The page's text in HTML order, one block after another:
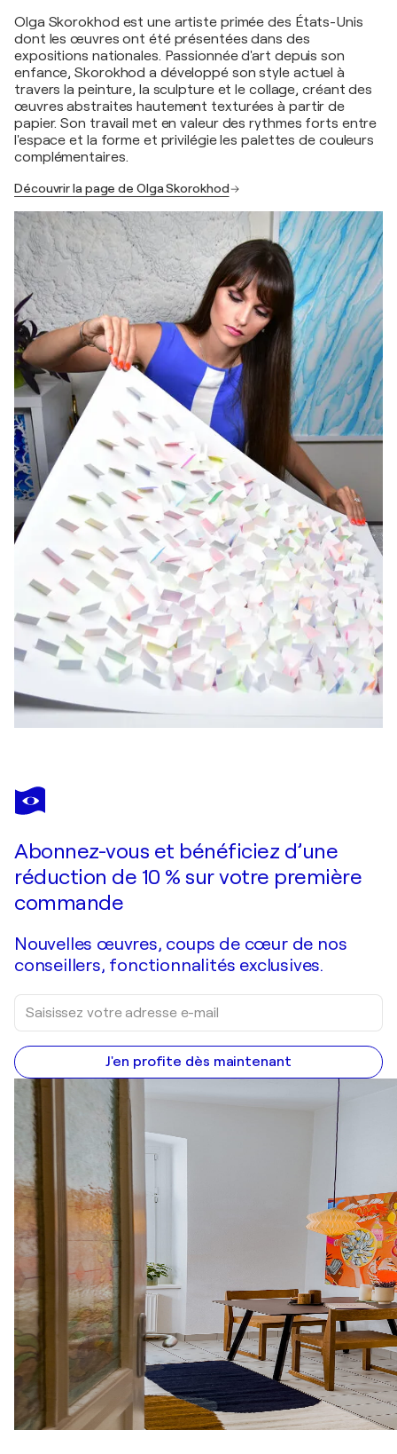
Olga Skorokhod est une artiste primée des États-Unis
dont les œuvres ont été présentées dans des
expositions nationales. Passionnée d'art depuis son
enfance, Skorokhod a développé son style actuel à
travers la peinture, la sculpture et le collage, créant des
œuvres abstraites hautement texturées à partir de
papier. Son travail met en valeur des rythmes forts entre
l'espace et la forme et privilégie les palettes de couleurs
complémentaires.
Découvrir la page de Olga Skorokhod
Abonnez-vous et bénéficiez d’une
réduction de 10 % sur votre première
commande
Nouvelles œuvres, coups de cœur de nos
conseillers, fonctionnalités exclusives.
J'en profite dès maintenant